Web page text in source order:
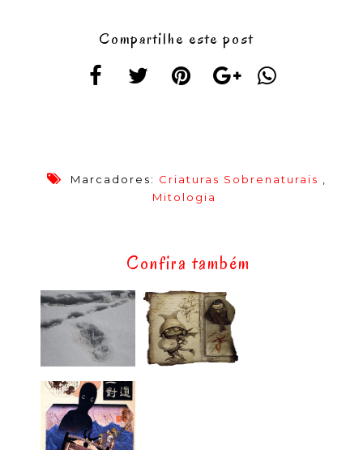
Compartilhe este post
Marcadores: Criaturas Sobrenaturais ,
Mitologia
Confira também